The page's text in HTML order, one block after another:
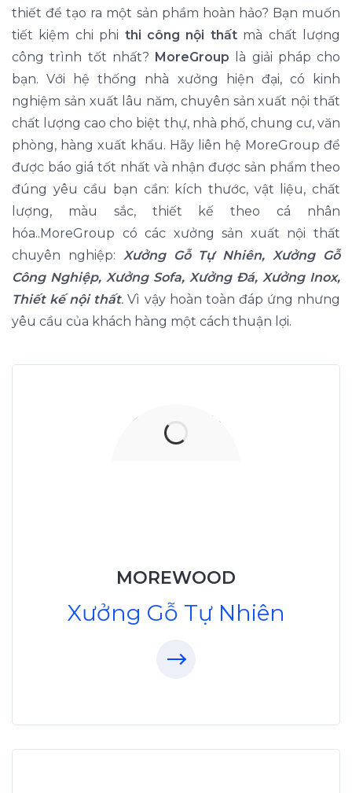
thiết để tạo ra một sản phầm hoàn hảo? Bạn muốn
tiết kiệm chi phi thi công nội thấtmà chất lượng
công trình tốt nhất? MoreGroup là giải pháp cho
bạn. Với hệ thống nhà xưởng hiện đại, có kinh
nghiệm sản xuất lâu năm, chuyên sản xuất nội thất
chất lượng cao cho biệt thự, nhà phố, chung cư, văn
phòng, hàng xuất khẩu. Hãy liên hệ MoreGroup để
được báo giá tốt nhất và nhận được sản phẩm theo
đúng yêu cầu bạn cần: kích thước, vật liệu, chất
lượng, màu sắc, thiết kế theo cá nhân
hóa..MoreGroup có các xưởng sản xuất nội thất
chuyên nghiệp: Xưởng Gỗ Tự Nhiên, Xưởng Gỗ
Công Nghiệp, Xưởng Sofa, Xưởng Đá, Xưởng Inox,
Thiết kế nội thất. Vì vậy hoàn toàn đáp ứng nhưng
yêu cầu của khách hàng một cách thuận lợi.
MOREWOOD
Xưởng Gỗ Tự Nhiên
Xưởng Gỗ Tự Nhiên
09.31.32.33.00